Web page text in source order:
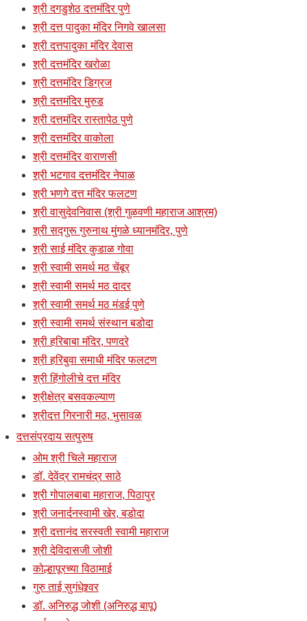
श्री दगडुशेठ दत्तमंदिर पुणे
श्री दत्त पादुका मंदिर निगवे खालसा
श्री दत्तपादुका मंदिर देवास
श्री दत्तमंदिर खरोळा
श्री दत्तमंदिर डिग्रज
श्री दत्तमंदिर मुरुड
श्री दत्तमंदिर रास्तापेठ पुणे
श्री दत्तमंदिर वाकोला
श्री दत्तमंदिर वाराणसी
श्री भटगाव दत्तमंदिर नेपाळ
श्री भणगे दत्त मंदिर फलटण
श्री वासुदेवनिवास (श्री गुळवणी महाराज आश्रम)
श्री सद्गुरू गुरुनाथ मुंगळे ध्यानमंदिर, पुणे
श्री साई मंदिर कुडाळ गोवा
श्री स्वामी समर्थ मठ चेंबूर
श्री स्वामी समर्थ मठ दादर
श्री स्वामी समर्थ मठ मंडई पुणे
श्री स्वामी समर्थ संस्थान बडोदा
श्री हरिबाबा मंदिर, पणदरे
श्री हरिबुवा समाधी मंदिर फलटण
श्री हिंगोलीचे दत्त मंदिर
श्रीक्षेत्र बसवकल्याण
श्रीदत्त गिरनारी मठ, भुसावळ
दत्तसंप्रदाय सत्पुरुष
ओम श्री चिले महाराज
डॉ. देवेंद्र रामचंद्र साठे
श्री गोपालबाबा महाराज, पिठापुर
श्री जनार्दनस्वामी खेर, बडोदा
श्री दत्तानंद सरस्वती स्वामी महाराज
श्री देविदासजी जोशी
कोल्हापूरच्या विठामाई
गुरु ताई सुगंधेश्र्वर
डॉ. अनिरुद्ध जोशी (अनिरुद्ध बापू)